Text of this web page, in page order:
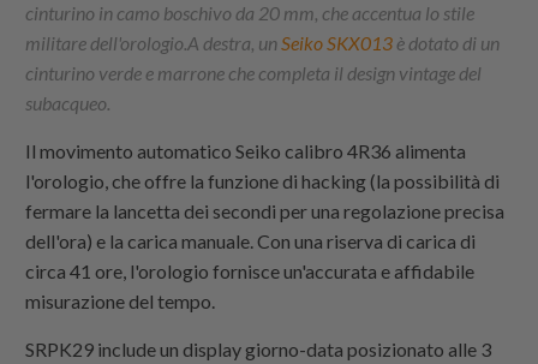
cinturino in camo boschivo da 20 mm, che accentua lo stile
militare dell'orologio.A destra, unSeiko SKX013 è dotato di un
cinturino verde e marrone che completa il design vintage del
subacqueo.
Il movimento automatico Seiko calibro 4R36 alimenta
l'orologio, che offre la funzione di hacking (la possibilità di
fermare la lancetta dei secondi per una regolazione precisa
dell'ora) e la carica manuale. Con una riserva di carica di
circa 41 ore, l'orologio fornisce un'accurata e affidabile
misurazione del tempo.
SRPK29 include un display giorno-data posizionato alle 3